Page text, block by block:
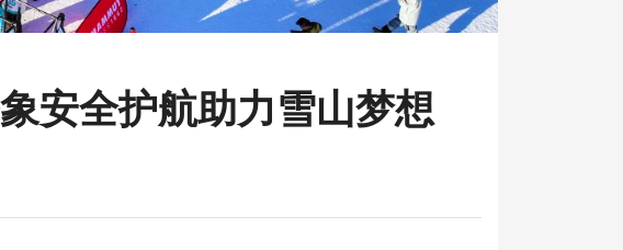
安全护航助力雪山梦想